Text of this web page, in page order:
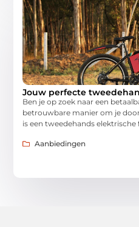
Jouw perfecte
Ben je op zoek naar een
betrouwbare manier om je
is een tweedehands elektrische
Aanbiedingen